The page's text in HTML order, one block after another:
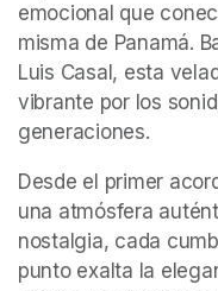
emocional que
misma de Panamá.
Luis Casal, esta
vibrante por los
generaciones.
Desde el primer
una atmósfera
nostalgia, cada
punto exalta la